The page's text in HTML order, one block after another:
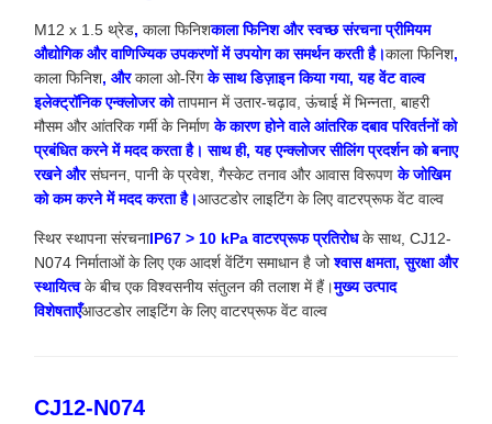
M12 x 1.5 थ्रेड, काला फिनिशकाला फिनिश और स्वच्छ संरचना प्रीमियम
औद्योगिक और वाणिज्यिक उपकरणों में उपयोग का समर्थन करती है।काला फिनिश,
काला फिनिश, औरकाला ओ-रिंगके साथ डिज़ाइन किया गया, यह वेंट वाल्व
इलेक्ट्रॉनिक एन्क्लोजर कोतापमान में उतार-चढ़ाव, ऊंचाई में भिन्नता, बाहरी
मौसम और आंतरिक गर्मी के निर्माणके कारण होने वाले आंतरिक दबाव परिवर्तनों को
प्रबंधित करने में मदद करता है। साथ ही, यह एन्क्लोजर सीलिंग प्रदर्शन को बनाए
रखने औरसंघनन, पानी के प्रवेश, गैस्केट तनाव और आवास विरूपणके जोखिम
को कम करने में मदद करता है।आउटडोर लाइटिंग के लिए वाटरप्रूफ वेंट वाल्व
स्थिर स्थापना संरचनाIP67 > 10 kPa वाटरप्रूफ प्रतिरोधके साथ, CJ12-
N074 निर्माताओं के लिए एक आदर्श वेंटिंग समाधान है जोश्वास क्षमता, सुरक्षा और
स्थायित्वके बीच एक विश्वसनीय संतुलन की तलाश में हैं।मुख्य उत्पाद
विशेषताएँआउटडोर लाइटिंग के लिए वाटरप्रूफ वेंट वाल्व
CJ12-N074